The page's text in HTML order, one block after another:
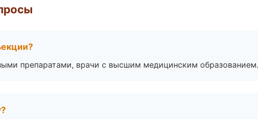
препаратами, врачи с высшим медицинским образованием.